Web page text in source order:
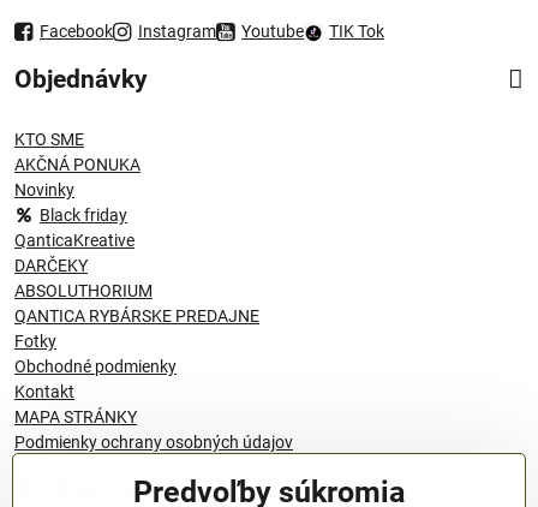
Facebook Instagram Youtube TIK Tok
Objednávky
KTO SME
AKČNÁ PONUKA
Novinky
Black friday
QanticaKreative
DARČEKY
ABSOLUTHORIUM
QANTICA RYBÁRSKE PREDAJNE
Fotky
Obchodné podmienky
Kontakt
MAPA STRÁNKY
Podmienky ochrany osobných údajov
© 1996 - 2024 QANTICA S.R.O
Predvoľby súkromia